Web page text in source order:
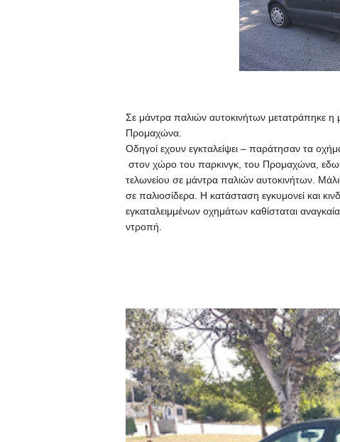
Σε μάντρα παλιών αυτοκινήτων μετατράπηκε η
Προμαχώνα.
Οδηγοί εχουν εγκταλείψει – παράτησαν τα
στον χώρο του παρκινγκ, του Προμαχώνα,
τελωνείου σε μάντρα παλιών αυτοκινήτων.
σε παλιοσίδερα. Η κατάσταση εγκυμονεί και
εγκαταλειμμένων οχημάτων καθίσταται
ντροπή.